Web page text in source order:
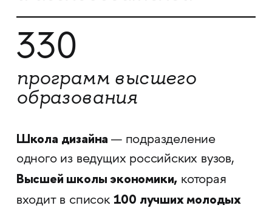
330
программ высшего
образования
Школа дизайна— подразделение
одного из ведущих российских вузов,
Высшей школы экономики, которая
входит в список 100 лучших молодых